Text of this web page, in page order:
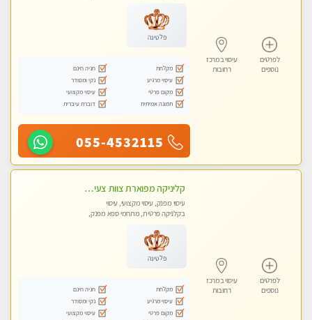
לפרטים
נוספים
עיסוי במרכז
רחובות
פלטינה
מקלחת
חניה חינם
עיסוי מרגיע
נקי ומסודר
מקום פרטי
עיסוי מקצועי
תמונה אמיתית
דוברת עיברית
055-4532115
לפרטים
נוספים
עיסוי במרכז
רחובות
קליניקה מפוארת צוות צעיר ומקצועי לעיסוי VIP באווירה חמה ונעימה מומלץ ביותר! חוויה מפנקת מאוד ... ללא מין !!
עיסוי מפנק, עיסוי מקצועי, עיסוי
בקלניקה פרטית, מתחמי ספא מפנק,
פלטינה
מקלחת
חניה חינם
עיסוי מרגיע
נקי ומסודר
מקום פרטי
עיסוי מקצועי